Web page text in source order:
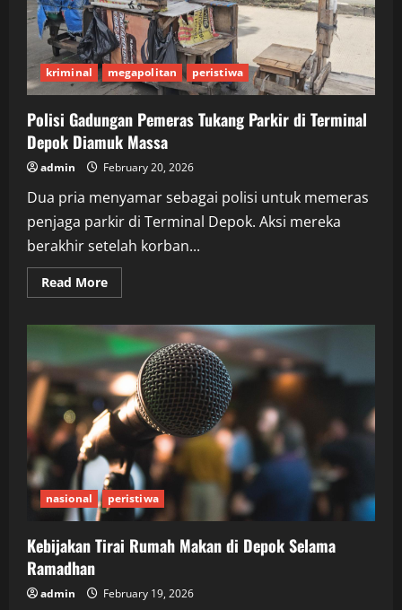
kriminal megapolitan peristiwa
Polisi Gadungan Pemeras Tukang Parkir di Terminal
Depok Diamuk Massa
admin February 20, 2026
Dua pria menyamar sebagai polisi untuk memeras
penjaga parkir di Terminal Depok. Aksi mereka
berakhir setelah korban...
Read MoreRead
more
Gadungan
Pemeras
Tukang
Parkir
di
Terminal
Depok
Diamuk
Massa
nasional peristiwa
Kebijakan Tirai Rumah Makan di Depok Selama
Ramadhan
admin February 19, 2026